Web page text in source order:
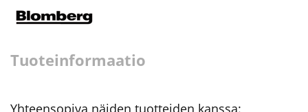
Tuoteinformaatio